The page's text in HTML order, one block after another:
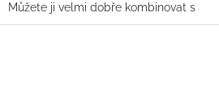
Můžete ji velmi dobře kombinovat s
dalšími přízemi Isageru....